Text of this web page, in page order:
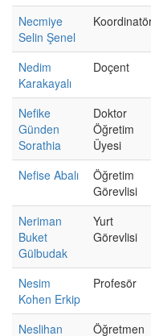
Necmiye
Selin Şenel
Nedim
Karakayalı
Doçent
Nefike
Günden
Sorathia
Doktor
Öğretim
Üyesi
Nefise Abalı
Öğretim
Görevlisi
Neriman
Buket
Gülbudak
Yurt
Görevlisi
Nesim
Kohen Erkip
Profesör
Neslihan Öğretmen